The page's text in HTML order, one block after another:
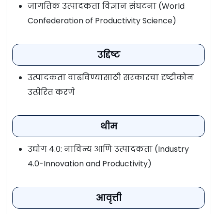
जागतिक उत्पादकता विज्ञान संघटना (World
Confederation of Productivity Science)
उद्दिष्ट
उत्पादकता वाढविण्यासाठी सरकारचा दृष्टीकोन
उत्प्रेरित करणे
थीम
उद्योग ४.०: नाविन्य आणि उत्पादकता (Industry
4.0-Innovation and Productivity)
आवृत्ती